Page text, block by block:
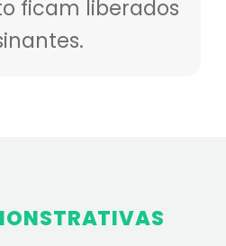
ficam liberados